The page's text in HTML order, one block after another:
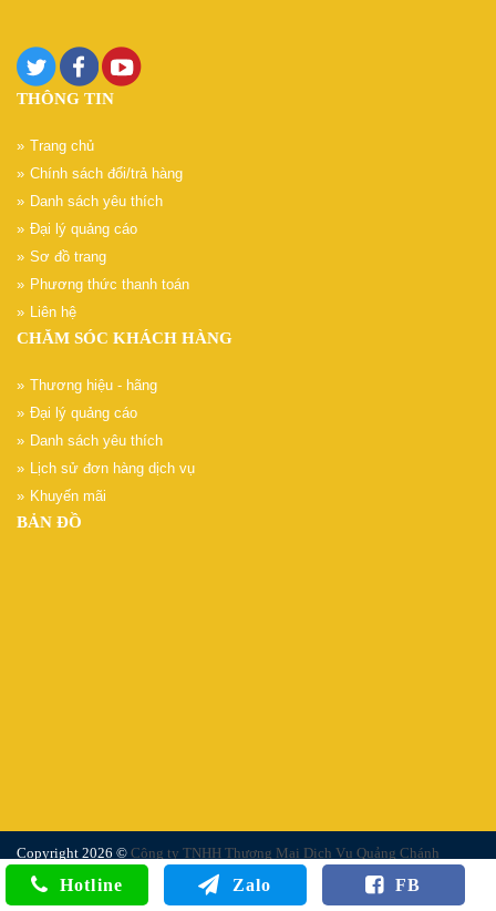
Hotline Zalo FB
THÔNG TIN
Trang chủ
Chính sách đổi/trả hàng
Danh sách yêu thích
Đại lý quảng cáo
Sơ đồ trang
Phương thức thanh toán
Liên hệ
CHĂM SÓC KHÁCH HÀNG
Thương hiệu - hãng
Đại lý quảng cáo
Danh sách yêu thích
Lịch sử đơn hàng dịch vụ
Khuyến mãi
BẢN ĐỒ
Copyright 2026 © Công ty TNHH Thương Mại Dịch Vụ Quảng Chánh
Designed By: Quảng Chánh